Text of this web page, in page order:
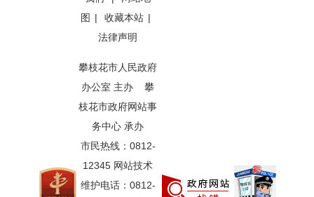
图 | 收藏本站 |
法律声明
攀枝花市人民政府
办公室 主办 攀
枝花市政府网站事
务中心 承办
市民热线：0812-
12345 网站技术
维护电话：0812-